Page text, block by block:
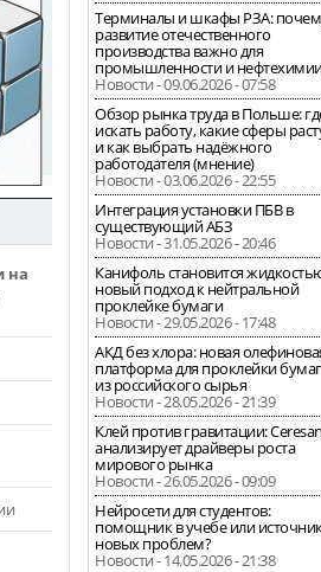
на
Терминалы и шкафы РЗА:
развитие отечественного
производства важно для
промышленности и
Новости - 09.06.2026 - 07:58
Обзор рынка труда в Польше:
искать работу, какие сферы
и как выбрать надёжного
работодателя (мнение)
Новости - 03.06.2026 - 22:55
Интеграция установки ПБВ в
существующий АБЗ
Новости - 31.05.2026 - 20:46
Канифоль становится
новый подход к нейтральной
проклейке бумаги
Новости - 29.05.2026 - 17:48
АКД без хлора: новая
платформа для проклейки
из российского сырья
Новости - 28.05.2026 - 21:39
Клей против гравитации:
анализирует драйверы роста
мирового рынка
Новости - 26.05.2026 - 09:09
Нейросети для студентов:
помощник в учебе или
новых проблем?
Новости - 14.05.2026 - 21:38